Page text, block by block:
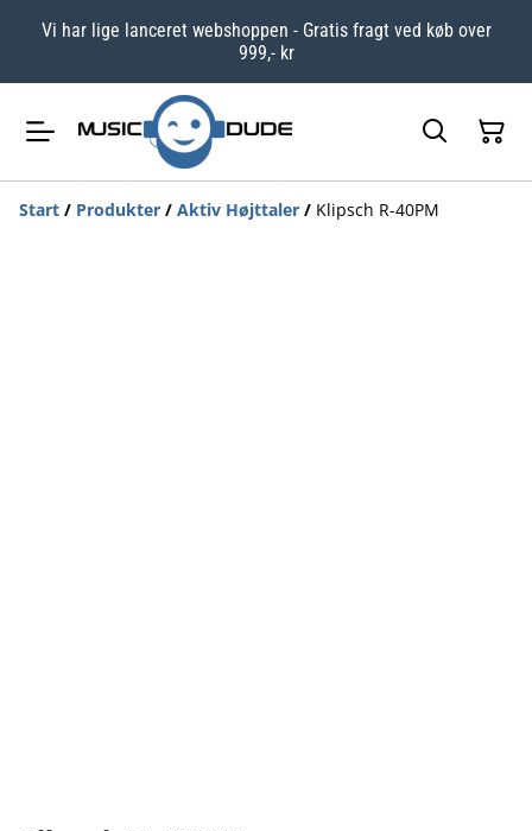
Vi har lige lanceret webshoppen - Gratis fragt ved køb over
999,- kr
Start / Produkter / Aktiv Højttaler / Klipsch R-40PM